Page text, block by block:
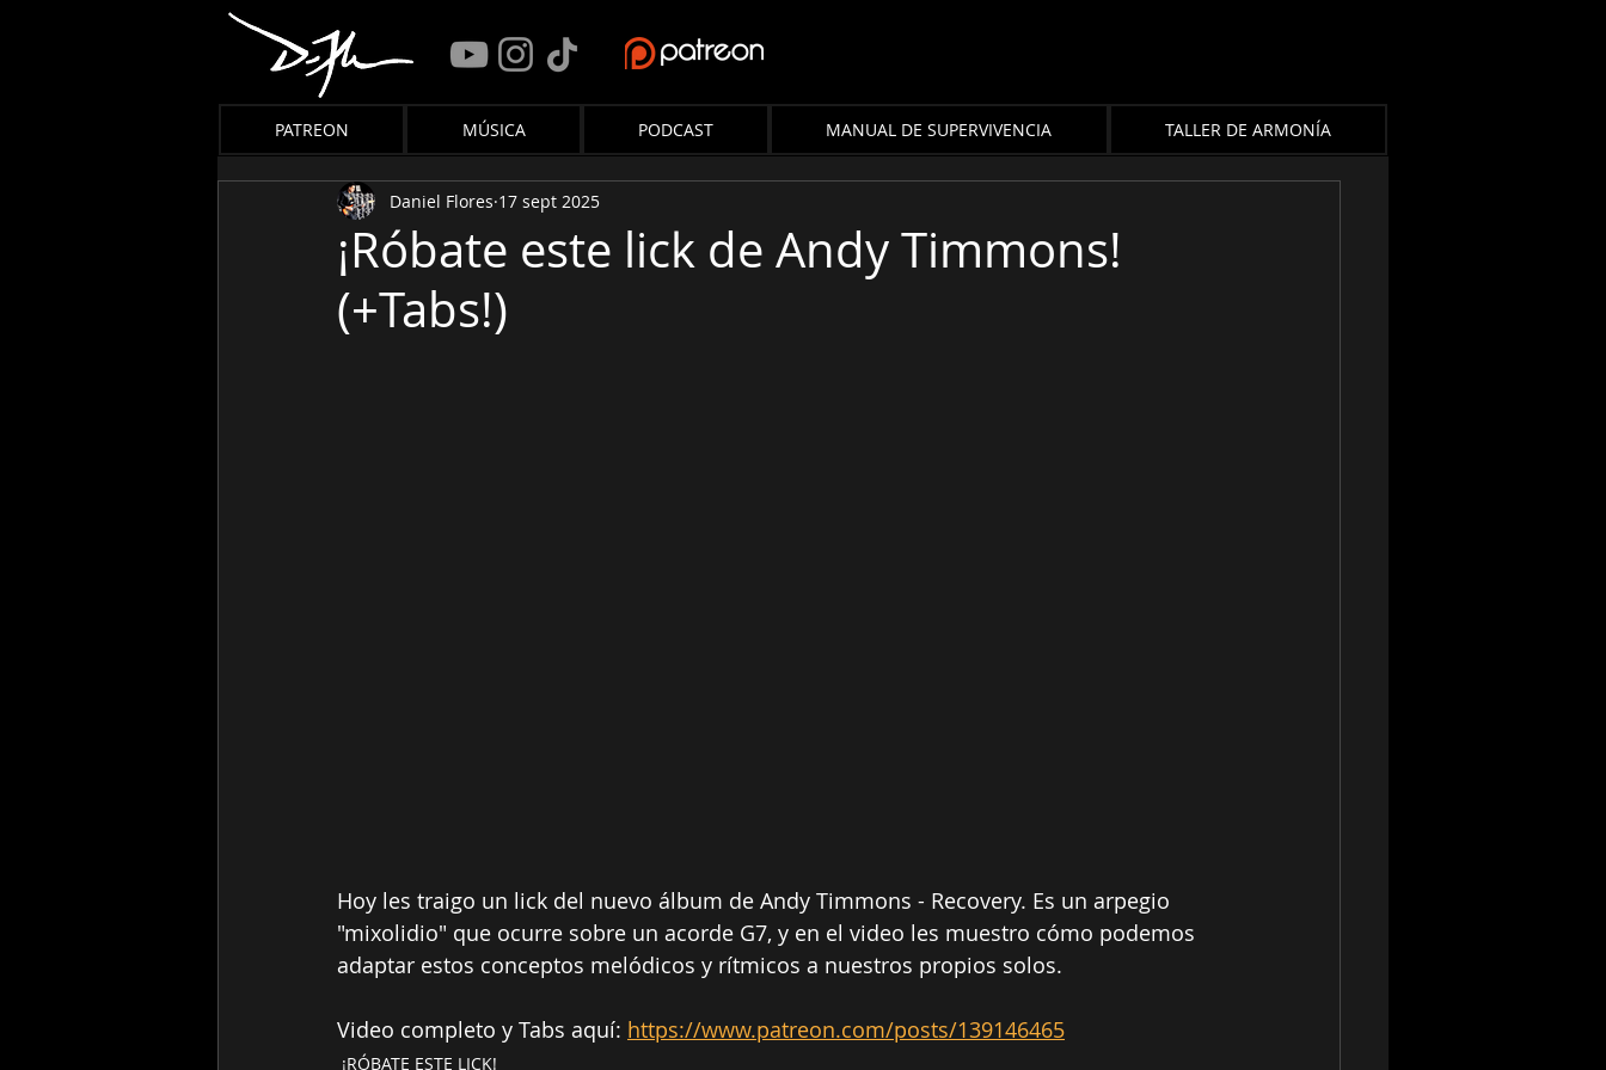
PATREON MÚSICA PODCAST MANUAL DE SUPERVIVENCIA TALLER DE ARMONÍA
¡Róbate este lick de Andy Timmons!
(+Tabs!)
Daniel Flores 17 sept 2025
Hoy les traigo un lick del nuevo álbum de Andy Timmons - Recovery. Es un arpegio
"mixolidio" que ocurre sobre un acorde G7, y en el video les muestro cómo podemos
adaptar estos conceptos melódicos y rítmicos a nuestros propios solos.
Video completo y Tabs aquí: https://www.patreon.com/posts/139146465
¡RÓBATE ESTE LICK!